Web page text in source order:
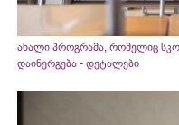
ახალი პროგრამა, რომელიც
დაინერგება - დეტალები